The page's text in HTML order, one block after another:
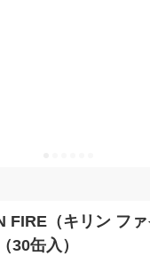
FIRE（キリン フ
30缶入）